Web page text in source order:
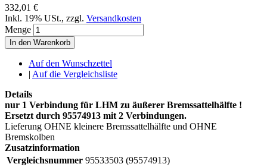
332,01 €
Inkl. 19% USt., zzgl. Versandkosten
Menge
In den Warenkorb
Auf den Wunschzettel
| Auf die Vergleichsliste
Details
nur 1 Verbindung für LHM zu äußerer Bremssattelhälfte !
Ersetzt durch 95574913 mit 2 Verbindungen.
Lieferung OHNE kleinere Bremssattelhälfte und OHNE
Bremskolben
Zusatzinformation
Vergleichsnummer 95533503 (95574913)